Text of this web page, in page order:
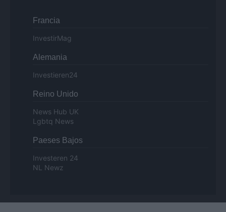
Francia
InvestirMag
Alemania
Investieren24
Reino Unido
News Hub UK
Lgbtq News
Paeses Bajos
Investeren 24
NL Newz